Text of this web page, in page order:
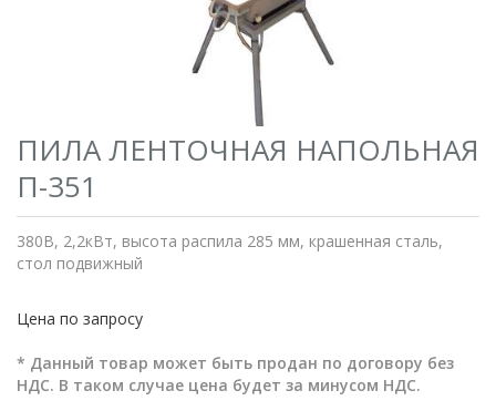
ПИЛА ЛЕНТОЧНАЯ НАПОЛЬНАЯ
П-351
380В, 2,2кВт, высота распила 285 мм, крашенная сталь,
стол подвижный
Цена по запросу
* Данный товар может быть продан по договору без
НДС. В таком случае цена будет за минусом НДС.